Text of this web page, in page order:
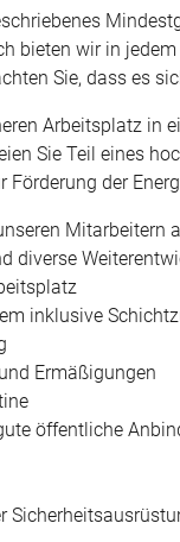
bieten wir in
Sie, dass es
Arbeitsplatz in
Sie Teil eines
Förderung der
Mitarbeitern
diverse
inklusive
Ermäßigungen
öffentliche